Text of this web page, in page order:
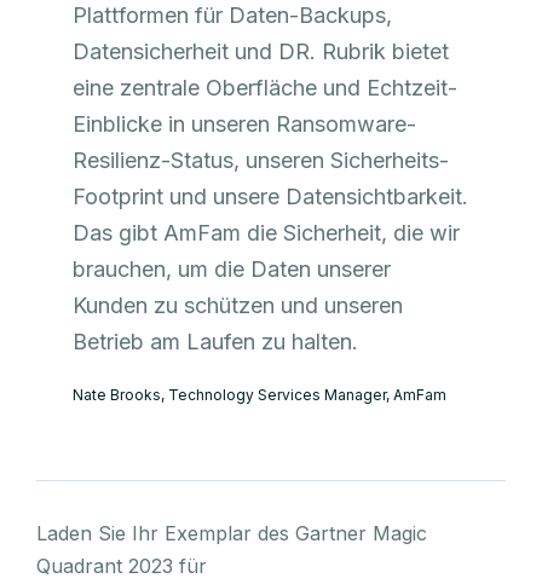
Plattformen für Daten-Backups,
Datensicherheit und DR. Rubrik bietet
eine zentrale Oberfläche und Echtzeit-
Einblicke in unseren Ransomware-
Resilienz-Status, unseren Sicherheits-
Footprint und unsere Datensichtbarkeit.
Das gibt AmFam die Sicherheit, die wir
brauchen, um die Daten unserer
Kunden zu schützen und unseren
Betrieb am Laufen zu halten.
Nate Brooks, Technology Services Manager, AmFam
Laden Sie Ihr Exemplar des Gartner Magic
Quadrant 2023 für